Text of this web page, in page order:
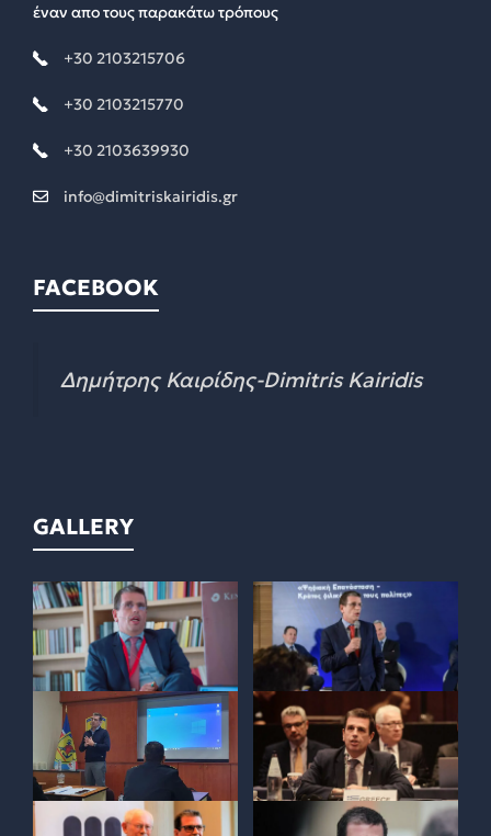
έναν απο τους παρακάτω τρόπους
+30 2103215706
+30 2103215770
+30 2103639930
info@dimitriskairidis.gr
FACEBOOK
Δημήτρης Καιρίδης-Dimitris Kairidis
GALLERY